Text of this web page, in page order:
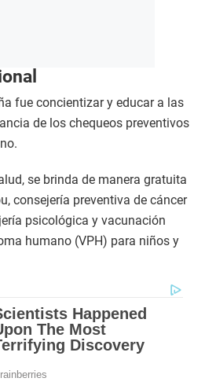
fue concientizar y educar a las
de los chequeos preventivos
se brinda de manera gratuita
consejería preventiva de cáncer
psicológica y vacunación
humano (VPH) para niños y